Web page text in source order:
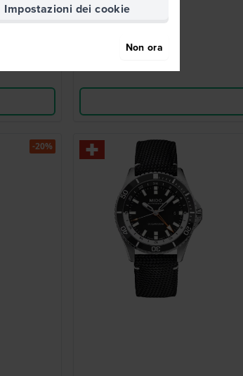
-20%
Impostazioni dei cookie
Non ora